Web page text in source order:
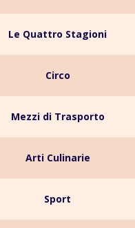
Le Quattro Stagioni
Circo
Mezzi di Trasporto
Arti Culinarie
Sport